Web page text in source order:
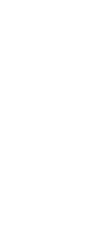
pada tahun 2017
Lembaga Pendukung
Transaksi
pada tahun 2018.